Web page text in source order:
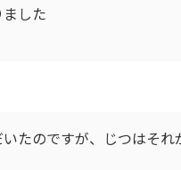
した
たのですが、じつはそ